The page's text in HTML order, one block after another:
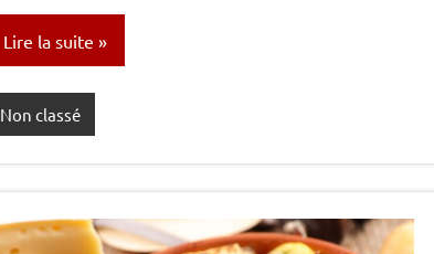
Lire la suite
Non classé